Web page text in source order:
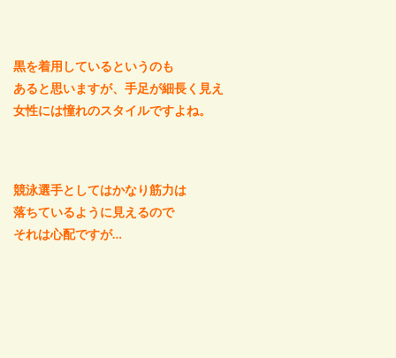
黒を着用しているというのも
あると思いますが、手足が細長く見え
女性には憧れのスタイルですよね。
競泳選手としてはかなり筋力は
落ちているように見えるので
それは心配ですが…